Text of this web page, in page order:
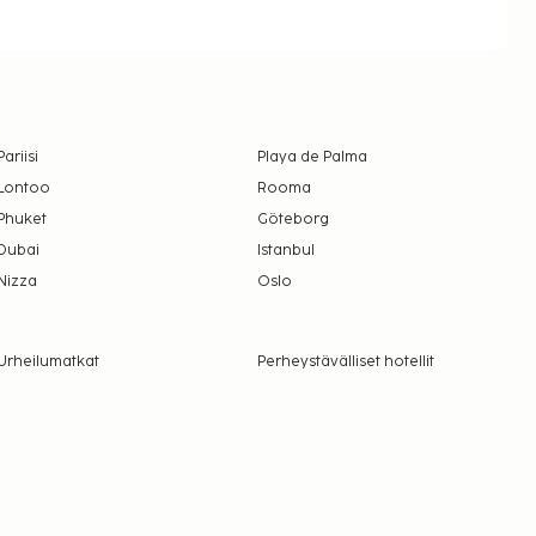
Pariisi
Playa de Palma
Lontoo
Rooma
Phuket
Göteborg
Dubai
Istanbul
Nizza Oslo
Perheystävälliset hotellit